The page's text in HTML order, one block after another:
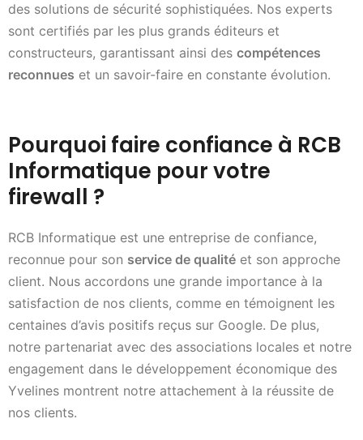
des solutions de sécurité sophistiquées. Nos experts
sont certifiés par les plus grands éditeurs et
constructeurs, garantissant ainsi des compétences
reconnues et un savoir-faire en constante évolution.
Pourquoi faire confiance à RCB
Informatique pour votre
firewall ?
RCB Informatique est une entreprise de confiance,
reconnue pour son service de qualité et son approche
client. Nous accordons une grande importance à la
satisfaction de nos clients, comme en témoignent les
centaines d’avis positifs reçus sur Google. De plus,
notre partenariat avec des associations locales et notre
engagement dans le développement économique des
Yvelines montrent notre attachement à la réussite de
nos clients.